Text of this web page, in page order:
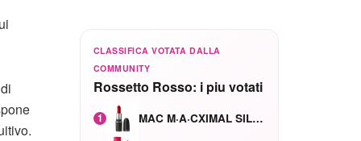
CLASSIFICA VOTATA DALLA
COMMUNITY
Rossetto Rosso: i piu votati
1 MAC M·A·CXIMAL SILKY MATTE Red Rock mat